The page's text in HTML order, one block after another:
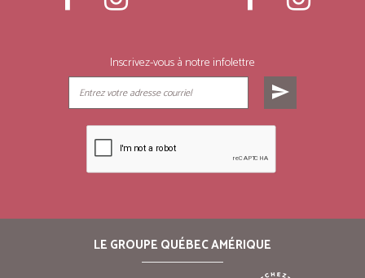
Inscrivez-vous à notre infolettre
send
LE GROUPE QUÉBEC AMÉRIQUE